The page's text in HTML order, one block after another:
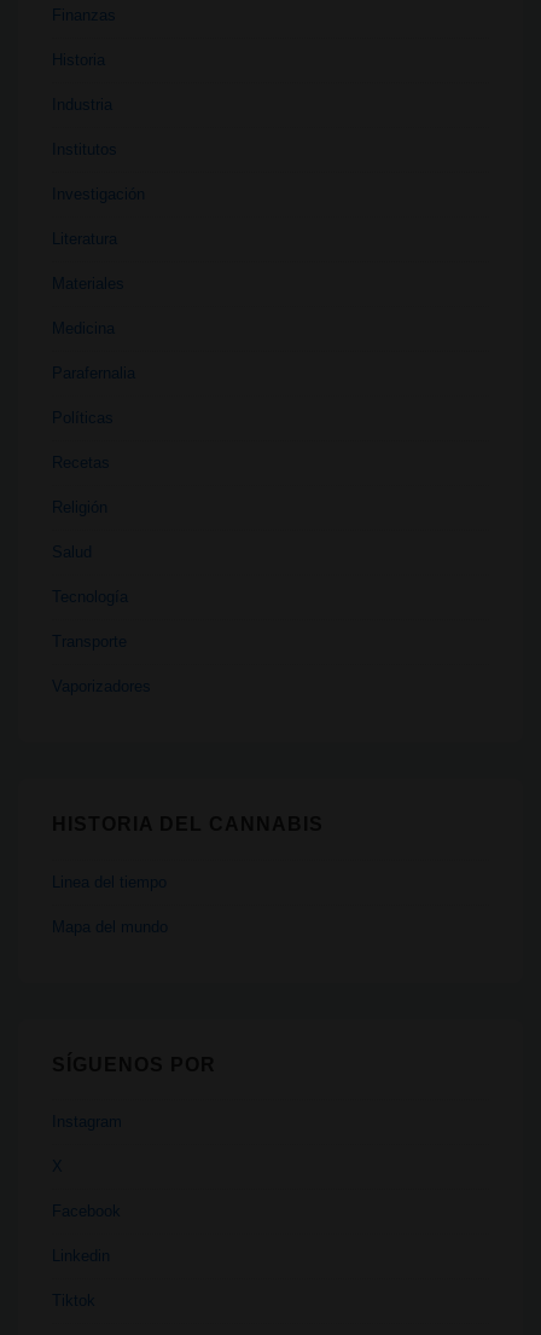
Finanzas
Historia
Industria
Institutos
Investigación
Literatura
Materiales
Medicina
Parafernalia
Políticas
Recetas
Religión
Salud
Tecnología
Transporte
Vaporizadores
Linea del tiempo
Mapa del mundo
Instagram
X
Facebook
Linkedin
Tiktok